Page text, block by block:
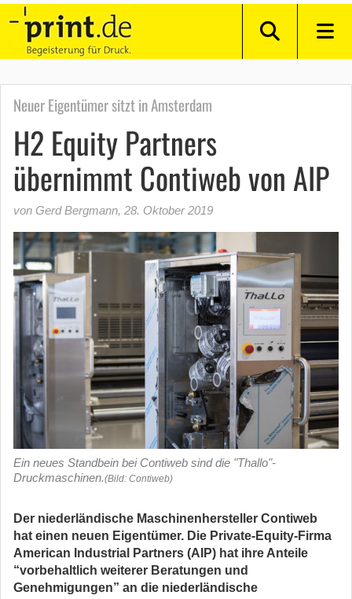
Neuer Eigentümer sitzt in Amsterdam
H2 Equity Partners
übernimmt Contiweb von AIP
von Gerd Bergmann, 28. Oktober 2019
Ein neues Standbein bei Contiweb sind die "Thallo"-
Druckmaschinen.(Bild: Contiweb)
Der niederländische Maschinenhersteller Contiweb
hat einen neuen Eigentümer. Die Private-Equity-Firma
American Industrial Partners (AIP) hat ihre Anteile
“vorbehaltlich weiterer Beratungen und
Genehmigungen” an die niederländische